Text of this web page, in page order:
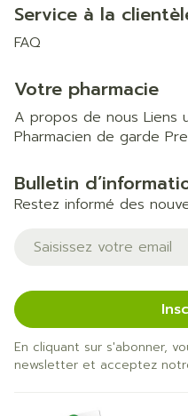
Service à la
FAQ
Votre pharmacie
A propos de nous Liens
Pharmacien de garde
Bulletin
Restez informé des
Adresse mail
En cliquant sur s'abonner,
newsletter et acceptez